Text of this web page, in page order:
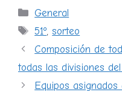
Categorías
General
Etiquetas
51º sorteo
Composición de
todas las divisiones del
Equipos asignados